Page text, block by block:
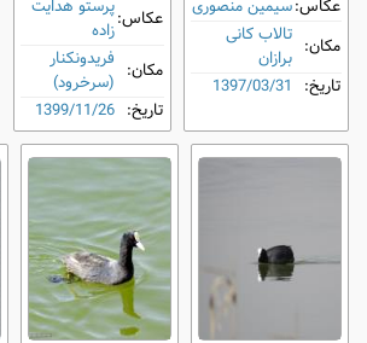
عکاس:سیمین منصوری
مکان: تالاب کانی
برازان
تاریخ: 1397/03/31
عکاس:پرستو هدایت
زاده
مکان: فریدونکنار
(سرخرود)
تاریخ: 1399/11/26